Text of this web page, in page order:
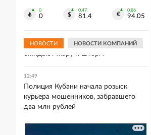
0
0
0.47
81.4
0.86
94.05
НОВОСТИ НОВОСТИ КОМПАНИЙ
природе
На Кубани с 7 по 10 августа
ожидают жару и шторм
12:49
Полиция Кубани начала розыск
курьера мошенников, забравшего
два млн рублей